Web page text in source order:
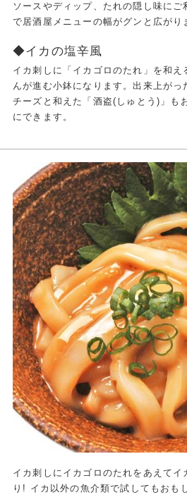
ソースやディップ、たれの隠し味に
で居酒屋メニューの幅がグンと広がり
◆イカの塩辛風
イカ刺しに「イカゴロのたれ」を和え
んが進む小鉢になります。出来上が
チーズと和えた「酒盗(しゅとう)」も
にできます。
イカ刺しにイカゴロのたれをあえて
り! イカ以外の魚介類で試してもおも